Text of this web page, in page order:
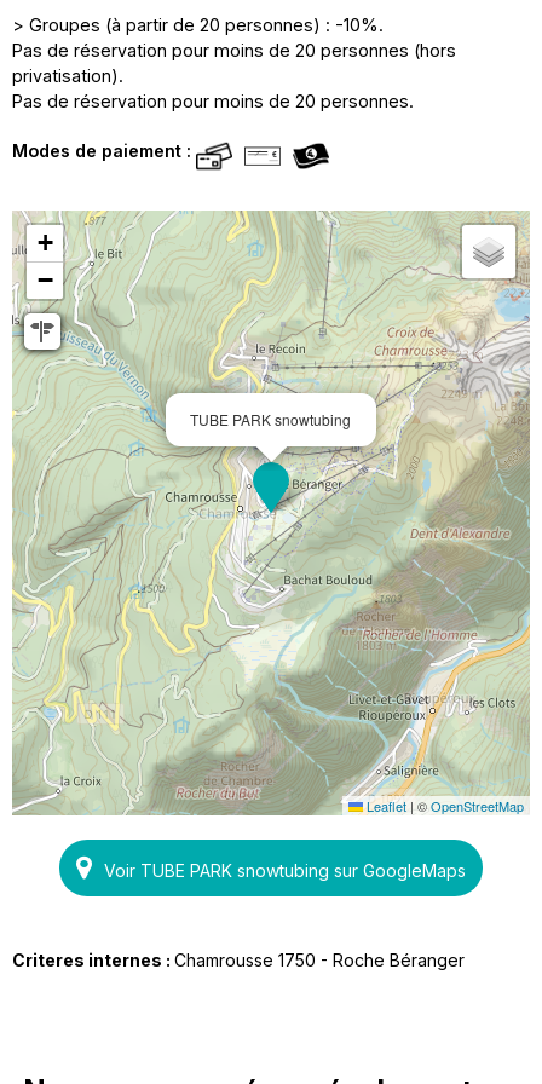
> Groupes (à partir de 20 personnes) : -10%.
Pas de réservation pour moins de 20 personnes (hors
privatisation).
Pas de réservation pour moins de 20 personnes.
Modes de paiement :
TUBE PARK snowtubing
+
−
Leaflet | ©OpenStreetMap
Voir TUBE PARK snowtubing sur GoogleMaps
Criteres internes : Chamrousse 1750 - Roche Béranger